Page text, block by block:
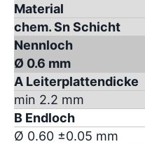
Material
chem. Sn Schicht
Nennloch
Ø 0.6 mm
A Leiterplattendicke
min 2.2 mm
B Endloch
Ø 0.60 ±0.05 mm